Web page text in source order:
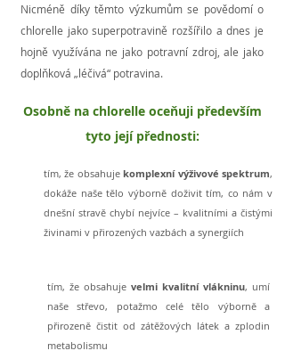
Nicméně díky těmto výzkumům se povědomí o
chlorelle jako superpotravině rozšířilo a dnes je
hojně využívána ne jako potravní zdroj, ale jako
doplňková „léčivá“ potravina.
Osobně na chlorelle oceňuji především
tyto její přednosti:
tím, že obsahujekomplexní výživové spektrum,
dokáže naše tělo výborně doživit tím, co nám v
dnešní stravě chybí nejvíce – kvalitními a čistými
živinami v přirozených vazbách a synergiích
tím, že obsahuje velmi kvalitní vlákninu, umí
naše střevo, potažmo celé tělo výborně a
přirozeně čistit od zátěžových látek a zplodin
metabolismu